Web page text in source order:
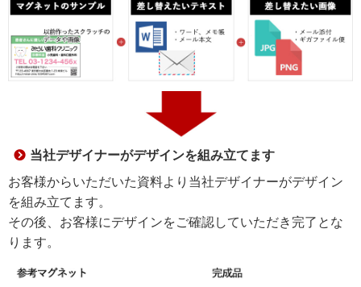
当社デザイナーがデザインを組み立てます
お客様からいただいた資料より当社デザイナーがデザイン
を組み立てます。
その後、お客様にデザインをご確認していただき完了とな
ります。